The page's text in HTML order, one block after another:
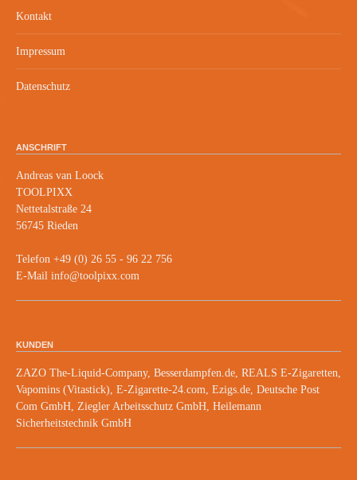
Kontakt
Impressum
Datenschutz
ANSCHRIFT
Andreas van Loock
TOOLPIXX
Nettetalstraße 24
56745 Rieden
Telefon +49 (0) 26 55 - 96 22 756
E-Mail info@toolpixx.com
KUNDEN
ZAZO The-Liquid-Company, Besserdampfen.de, REALS E-Zigaretten,
Vapomins (Vitastick), E-Zigarette-24.com, Ezigs.de, Deutsche Post
Com GmbH, Ziegler Arbeitsschutz GmbH, Heilemann
Sicherheitstechnik GmbH